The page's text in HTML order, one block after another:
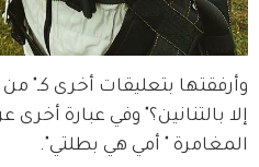
وأرفقتها بتعليقات أخرى كـ"
إلا بالتنانين؟" وفي عبارة أخرى
المغامرة " أمي هي بطلتي".